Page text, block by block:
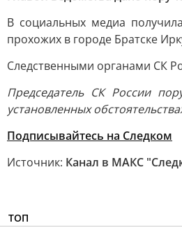
В социальных медиа
прохожих в городе Братске
Следственными органами СК
Председатель СК России
установленных
Подписывайтесь на Следком
Источник: Канал в МАКС
ТОП